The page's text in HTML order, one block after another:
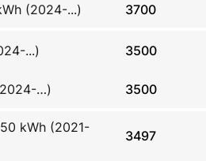
(2024-...) 3700
...) 3500
…) 3500
kWh (2021-
3497